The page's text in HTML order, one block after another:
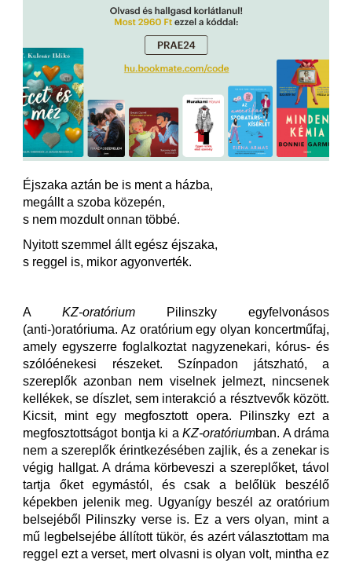
Éjszaka aztán be is ment a házba,
megállt a szoba közepén,
s nem mozdult onnan többé.
Nyitott szemmel állt egész éjszaka,
s reggel is, mikor agyonverték.
A KZ-oratórium Pilinszky egyfelvonásos
(anti-)oratóriuma. Az oratórium egy olyan koncertműfaj,
amely egyszerre foglalkoztat nagyzenekari, kórus- és
szólóénekesi részeket. Színpadon játszható, a
szereplők azonban nem viselnek jelmezt, nincsenek
kellékek, se díszlet, sem interakció a résztvevők között.
Kicsit, mint egy megfosztott opera. Pilinszky ezt a
megfosztottságot bontja ki a KZ-oratóriumban. A dráma
nem a szereplők érintkezésében zajlik, és a zenekar is
végig hallgat. A dráma körbeveszi a szereplőket, távol
tartja őket egymástól, és csak a belőlük beszélő
képekben jelenik meg. Ugyanígy beszél az oratórium
belsejéből Pilinszky verse is. Ez a vers olyan, mint a
mű legbelsejébe állított tükör, és azért választottam ma
reggel ezt a verset, mert olvasni is olyan volt, mintha ez